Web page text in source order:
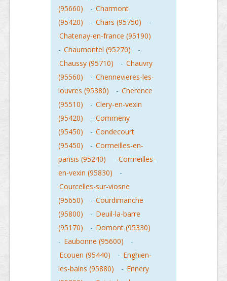
(95660)
- Charmont
(95420)
- Chars (95750)
-
Chatenay-en-france (95190)
- Chaumontel (95270)
-
Chaussy (95710)
- Chauvry
(95560)
- Chennevieres-les-
louvres (95380)
- Cherence
(95510)
- Clery-en-vexin
(95420)
- Commeny
(95450)
- Condecourt
(95450)
- Cormeilles-en-
parisis (95240)
- Cormeilles-
en-vexin (95830)
-
Courcelles-sur-viosne
(95650)
- Courdimanche
(95800)
- Deuil-la-barre
(95170)
- Domont (95330)
- Eaubonne (95600)
-
Ecouen (95440)
- Enghien-
les-bains (95880)
- Ennery